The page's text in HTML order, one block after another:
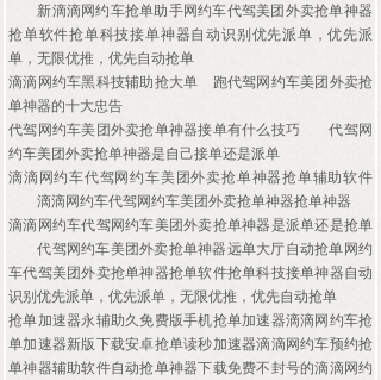
新滴滴网约车抢单助手网约车代驾美团外卖抢单神器
抢单软件抢单科技接单神器自动识别优先派单，优先派
单，无限优推，优先自动抢单
滴滴网约车黑科技辅助抢大单
跑代驾网约车美团外卖抢
单神器的十大忠告
代驾网约车美团外卖抢单神器接单有什么技巧
代驾网
约车美团外卖抢单神器是自己接单还是派单
滴滴网约车代驾网约车美团外卖抢单神器抢单辅助软件
滴滴网约车代驾网约车美团外卖抢单神器抢单神器
滴滴网约车代驾网约车美团外卖抢单神器是派单还是抢单
代驾网约车美团外卖抢单神器远单大厅自动抢单网约
车代驾美团外卖抢单神器抢单软件抢单科技接单神器自动
识别优先派单，优先派单，无限优推，优先自动抢单
抢单加速器永辅助久免费版手机抢单加速器滴滴网约车抢
单加速器新版下载安卓抢单读秒加速器滴滴网约车预约抢
单神器辅助软件自动抢单神器下载免费不封号的滴滴网约